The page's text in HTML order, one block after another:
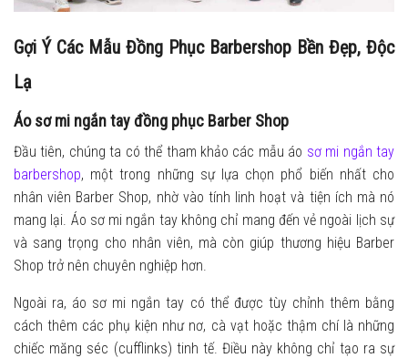
Gợi Ý Các Mẫu Đồng Phục Barbershop Bền Đẹp, Độc
Lạ
Áo sơ mi ngắn tay đồng phục Barber Shop
Đầu tiên, chúng ta có thể tham khảo các mẫu áo sơ mi ngắn tay
barbershop, một trong những sự lựa chọn phổ biến nhất cho
nhân viên Barber Shop, nhờ vào tính linh hoạt và tiện ích mà nó
mang lại. Áo sơ mi ngắn tay không chỉ mang đến vẻ ngoài lịch sự
và sang trọng cho nhân viên, mà còn giúp thương hiệu Barber
Shop trở nên chuyên nghiệp hơn.
Ngoài ra, áo sơ mi ngắn tay có thể được tùy chỉnh thêm bằng
cách thêm các phụ kiện như nơ, cà vạt hoặc thậm chí là những
chiếc măng séc (cufflinks) tinh tế. Điều này không chỉ tạo ra sự